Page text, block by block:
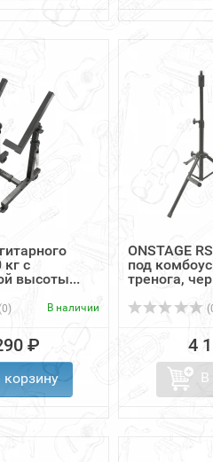
с
высоты...
(0) В наличии
₽
корзину
ONSTAGE
под
тренога,
4
В